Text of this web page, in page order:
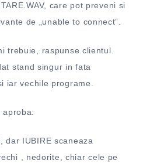
care pot preveni si
de „unable to connect”.
trebuie, raspunse clientul.
stand singur in fata
iar vechile programe.
aproba:
dar IUBIRE scaneaza
, nedorite, chiar cele pe